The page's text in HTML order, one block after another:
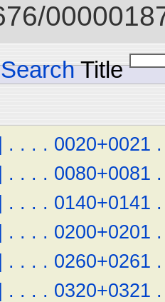
Title
| . . . . 0020+0021 .
| . . . . 0080+0081 .
| . . . . 0140+0141 .
| . . . . 0200+0201 .
| . . . . 0260+0261 .
| . . . . 0320+0321 .